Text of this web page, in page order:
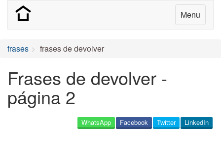
Menu
frases frases de devolver
Frases de devolver -
página 2
LinkedIn
Twitter
Facebook
WhatsApp